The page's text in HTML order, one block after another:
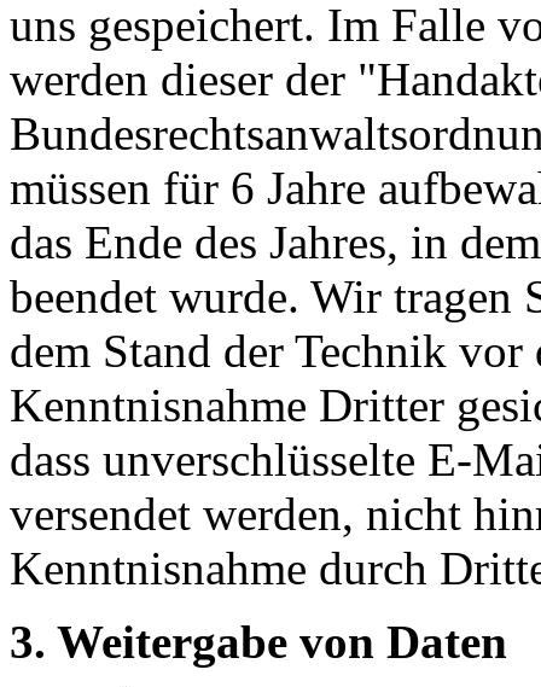
uns gespeichert. Im Falle
werden dieser der
müssen für 6 Jahre
das Ende des Jahres, in
beendet wurde. Wir tragen
dem Stand der Technik
Kenntnisnahme Dritter
dass unverschlüsselte E-
versendet werden, nicht
Kenntnisnahme durch
3. Weitergabe von Daten